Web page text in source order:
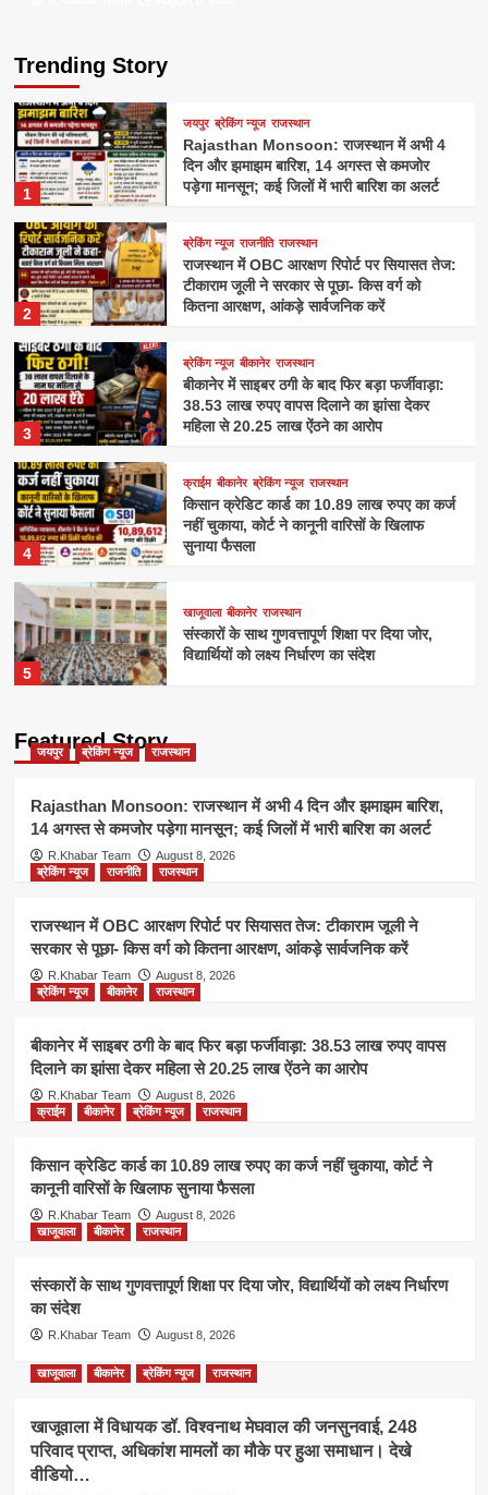
Trending Story
1
जयपुर ब्रेकिंग न्यूज राजस्थान
Rajasthan Monsoon: राजस्थान में अभी 4
दिन और झमाझम बारिश, 14 अगस्त से कमजोर
पड़ेगा मानसून; कई जिलों में भारी बारिश का अलर्ट
2
ब्रेकिंग न्यूज राजनीति राजस्थान
राजस्थान में OBC आरक्षण रिपोर्ट पर सियासत तेज:
टीकाराम जूली ने सरकार से पूछा- किस वर्ग को
कितना आरक्षण, आंकड़े सार्वजनिक करें
3
ब्रेकिंग न्यूज बीकानेर राजस्थान
बीकानेर में साइबर ठगी के बाद फिर बड़ा फर्जीवाड़ा:
38.53 लाख रुपए वापस दिलाने का झांसा देकर
महिला से 20.25 लाख ऐंठने का आरोप
4
क्राईम बीकानेर ब्रेकिंग न्यूज राजस्थान
किसान क्रेडिट कार्ड का 10.89 लाख रुपए का कर्ज
नहीं चुकाया, कोर्ट ने कानूनी वारिसों के खिलाफ
सुनाया फैसला
5
खाजूवाला बीकानेर राजस्थान
संस्कारों के साथ गुणवत्तापूर्ण शिक्षा पर दिया जोर,
विद्यार्थियों को लक्ष्य निर्धारण का संदेश
Featured Story
जयपुर ब्रेकिंग न्यूज राजस्थान
Rajasthan Monsoon: राजस्थान में अभी 4 दिन और झमाझम बारिश,
14 अगस्त से कमजोर पड़ेगा मानसून; कई जिलों में भारी बारिश का अलर्ट
R.Khabar Team
August 8, 2026
ब्रेकिंग न्यूज
राजनीति राजस्थान
राजस्थान में OBC आरक्षण रिपोर्ट पर सियासत तेज: टीकाराम जूली ने
सरकार से पूछा- किस वर्ग को कितना आरक्षण, आंकड़े सार्वजनिक करें
R.Khabar Team
August 8, 2026
ब्रेकिंग न्यूज
बीकानेर राजस्थान
बीकानेर में साइबर ठगी के बाद फिर बड़ा फर्जीवाड़ा: 38.53 लाख रुपए वापस
दिलाने का झांसा देकर महिला से 20.25 लाख ऐंठने का आरोप
R.Khabar Team
August 8, 2026
क्राईम
बीकानेर ब्रेकिंग न्यूज राजस्थान
किसान क्रेडिट कार्ड का 10.89 लाख रुपए का कर्ज नहीं चुकाया, कोर्ट ने
कानूनी वारिसों के खिलाफ सुनाया फैसला
R.Khabar Team
August 8, 2026
खाजूवाला
बीकानेर राजस्थान
संस्कारों के साथ गुणवत्तापूर्ण शिक्षा पर दिया जोर, विद्यार्थियों को लक्ष्य निर्धारण
का संदेश
R.Khabar Team August 8, 2026
खाजूवाला बीकानेर ब्रेकिंग न्यूज राजस्थान
खाजूवाला में विधायक डॉ. विश्वनाथ मेघवाल की जनसुनवाई, 248
परिवाद प्राप्त, अधिकांश मामलों का मौके पर हुआ समाधान। देखे
वीडियो…